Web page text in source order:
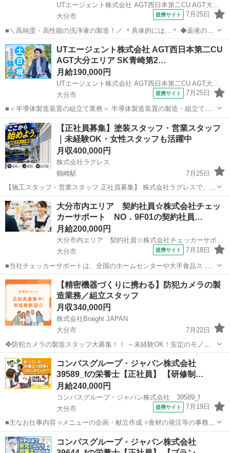
UTエージェント株式会社 AGT西日本第二CU AGT大分エリア NP青崎CL 《JQRJ1C》
大分市
提携サイト 7月25日
■＼高純度・高性能の洗浄液の製造！／ ＊具体的には…＊ ◆薬液の製
造 ・充填作業 ・検査作業 ・梱包作業 ※配属部署によって、行う作業
は異なります ☆薬液の入った一斗缶を押す作業などもあるので 体を動
かすことが好きな方...
大分 大分市
UTエージェント株式会社 AGT西日本第二CU
AGT大分エリア SK青崎第2…
月給190,000円
UTエージェント株式会社 AGT西日本第二CU AGT大分エリア SK青崎第2CL 《JDQP1C》
大分市
提携サイト 7月25日
■＜半導体製造装置の組立て業務＞ 半導体製造装置の製造・組立ての
お仕事です。 クリンルーム内での作業となりますので、キレイで空調
設備も整った快適な環境です。 作業は図面を見ながらドライバー、六
角レンチなどの工具を使用し、手...
大分 大分市 工場
【正社員募集】塗装スタッフ・営業スタッフ
｜未経験OK・女性スタッフも活躍中
月収400,000円
株式会社ラグレス
鶴崎駅
7月25日
【施工スタッフ・営業スタッフ 正社員募集】 株式会社ラグレスで、こ
こから始めよう。 株式会社ラグレスは、大分市を拠点に、住宅・アパ
ート・マンションの外壁塗装や屋根塗装、防水工事、内装リフォー
ム、店舗改修、工場・プラント構...
大分 大分市 鶴崎駅 その他 御社
大分市内エリア 契約社員☆株式会社チェッ
カーサポート NO．9F01の契約社員…
月給200,000円
大分市内エリア 契約社員☆株式会社チェッカーサポート NO．9F01
大分市
提携サイト 7月18日
■当社チェッカーサポートは、全国のホームセンターや大手食品ス ー
パー等のレジ業務を請け負うアウトソーシング会社です♪ この度、業
績好調により大分市内『トキハインダストリー』等の 受託店舗でレジ
運営に携わる契約社員を大募集！ ...
大分 大分市 その他
【精密機器づくりに携わる】防犯カメラの製
造業務／組立スタッフ
月収340,000円
株式会社Braight JAPAN
大分市
7月22日
❖防犯カメラの製造スタッフ大募集！！ ～未経験OK！安定のモノづ
くりワーク～ 📌 たった10秒でわかる！このお仕事のポイント☝ ✅ 未
経験から“手に職”がつけられる！ ✅ コツコツ・モクモク作業が好きな
方にぴった...
大分 大分市 その他
コンパスグループ・ジャパン株式会社
39589_fの栄養士【正社員】 【研修制…
月給240,000円
コンパスグループ・ジャパン株式会社 39589_f
大分市
提携サイト 7月19日
■主なお仕事内容 ○メニューの企画・献立作成 ○食材の発注等の事務作
業 ○調理補助 等 入社後の主な流れ ・入社後は店長と一緒に店舗全
体の把握をしながら業務を覚えて頂きます。 ↓ ・お仕事が慣れてきた
大分 大分市 栄養士
コンパスグループ・ジャパン株式会社